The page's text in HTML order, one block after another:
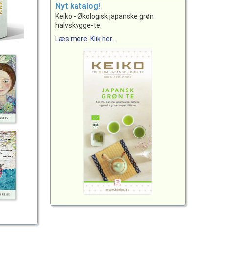
Nyt katalog!
Keiko - Økologisk japanske grøn
halvskygge-te.
Læs mere. Klik her...